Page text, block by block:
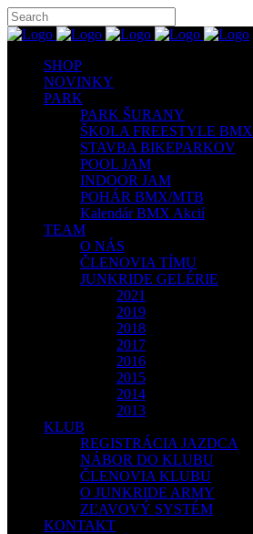
SHOP
NOVINKY
PARK
PARK ŠURANY
ŠKOLA FREESTYLE BMX
STAVBA BIKEPARKOV
POOL JAM
INDOOR JAM
POHÁR BMX/MTB
Kalendár BMX Akcií
TEAM
O NÁS
ČLENOVIA TÍMU
JUNKRIDE GELÉRIE
2021
2019
2018
2017
2016
2015
2014
2013
KLUB
REGISTRÁCIA JAZDCA
NÁBOR DO KLUBU
ČLENOVIA KLUBU
O JUNKRIDE ARMY
ZĽAVOVÝ SYSTÉM
KONTAKT